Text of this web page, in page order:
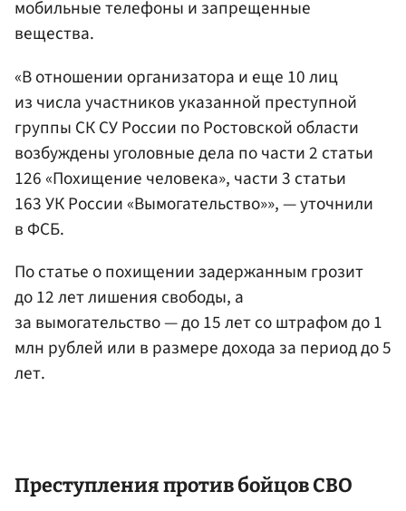
мобильные телефоны и запрещенные
вещества.
«В отношении организатора и еще 10 лиц
из числа участников указанной преступной
группы СК СУ России по Ростовской области
возбуждены уголовные дела по части 2 статьи
126 «Похищение человека», части 3 статьи
163 УК России «Вымогательство»», — уточнили
в ФСБ.
По статье о похищении задержанным грозит
до 12 лет лишения свободы, а
за вымогательство — до 15 лет со штрафом до 1
млн рублей или в размере дохода за период до 5
лет.
Преступления против бойцов СВО